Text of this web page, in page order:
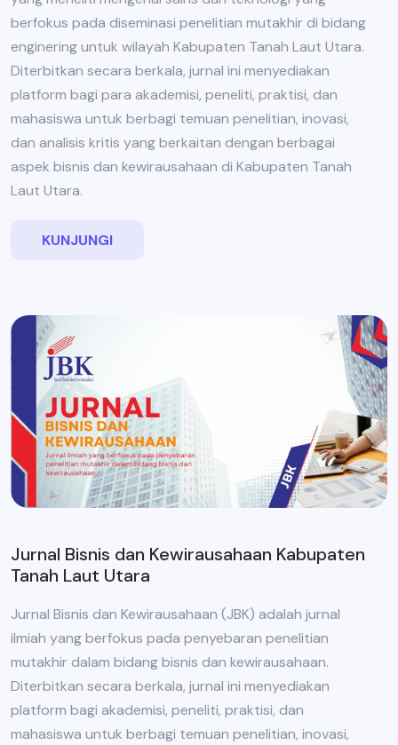
berfokus pada diseminasi penelitian mutakhir di bidang
enginering untuk wilayah Kabupaten Tanah Laut Utara.
Diterbitkan secara berkala, jurnal ini menyediakan
platform bagi para akademisi, peneliti, praktisi, dan
mahasiswa untuk berbagi temuan penelitian, inovasi,
dan analisis kritis yang berkaitan dengan berbagai
aspek bisnis dan kewirausahaan di Kabupaten Tanah
Laut Utara.
KUNJUNGI
Jurnal Bisnis dan Kewirausahaan Kabupaten
Tanah Laut Utara
Jurnal Bisnis dan Kewirausahaan (JBK) adalah jurnal
ilmiah yang berfokus pada penyebaran penelitian
mutakhir dalam bidang bisnis dan kewirausahaan.
Diterbitkan secara berkala, jurnal ini menyediakan
platform bagi akademisi, peneliti, praktisi, dan
mahasiswa untuk berbagi temuan penelitian, inovasi,